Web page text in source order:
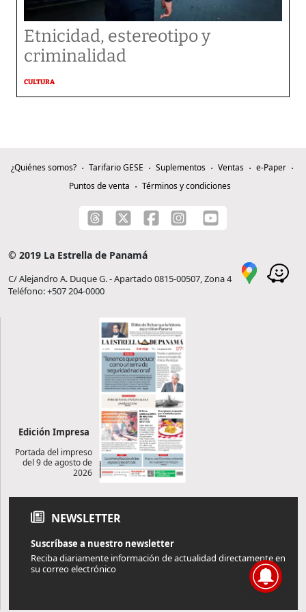
Etnicidad, estereotipo y
criminalidad
CULTURA
¿Quiénes somos? Tarifario GESE Suplementos Ventas
e-Paper
Puntos de venta
Términos y condiciones
© 2019 La Estrella de Panamá
C/ Alejandro A. Duque G. - Apartado 0815-00507, Zona 4
Teléfono: +507 204-0000
Edición Impresa
Portada del impreso
del 9 de agosto de
2026
NEWSLETTER
Suscríbase a nuestro newsletter
Reciba diariamente información de actualidad directamente en
su correo electrónico